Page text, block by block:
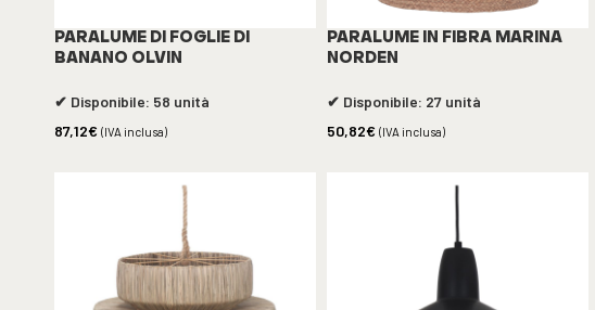
PARALUME DI FOGLIE DI
BANANO OLVIN
✔ Disponibile: 58 unità
87,12€ (IVA inclusa)
PARALUME IN FIBRA MARINA
NORDEN
✔ Disponibile: 27 unità
50,82€ (IVA inclusa)